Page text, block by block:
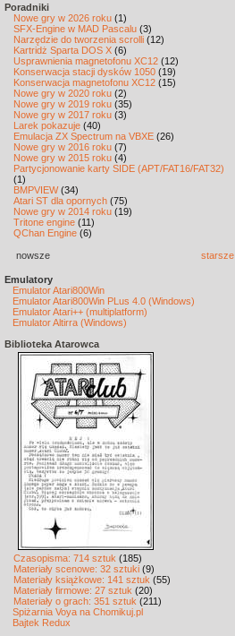
Poradniki
Nowe gry w 2026 roku (1)
SFX-Engine w MAD Pascalu (3)
Narzędzie do tworzenia scrolli (12)
Kartridż Sparta DOS X (6)
Usprawnienia magnetofonu XC12 (12)
Konserwacja stacji dysków 1050 (19)
Konserwacja magnetofonu XC12 (15)
Nowe gry w 2020 roku (2)
Nowe gry w 2019 roku (35)
Nowe gry w 2017 roku (3)
Larek pokazuje (40)
Emulacja ZX Spectrum na VBXE (26)
Nowe gry w 2016 roku (7)
Nowe gry w 2015 roku (4)
Partycjonowanie karty SIDE (APT/FAT16/FAT32)
(1)
BMPVIEW(34)
Atari ST dla opornych (75)
Nowe gry w 2014 roku (19)
Tritone engine (11)
QChan Engine (6)
nowsze starsze
Emulatory
Emulator Atari800Win
Emulator Atari800Win PLus 4.0 (Windows)
Emulator Atari++ (multiplatform)
Emulator Altirra (Windows)
Biblioteka Atarowca
Czasopisma: 714 sztuk (185)
Materiały scenowe: 32 sztuki (9)
Materiały książkowe: 141 sztuk (55)
Materiały firmowe: 27 sztuk (20)
Materiały o grach: 351 sztuk (211)
Spiżarnia Voya na Chomikuj.pl
Bajtek Redux